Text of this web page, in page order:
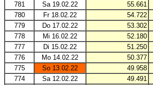
781
Sa 19.02.22 55.661
780
Fr 18.02.22 54.722
779
Do 17.02.22 53.302
778
Mi 16.02.22 52.180
777
Di 15.02.22 51.250
776
Mo 14.02.22 50.377
775
So 13.02.22 49.958
774
Sa 12.02.22 49.491